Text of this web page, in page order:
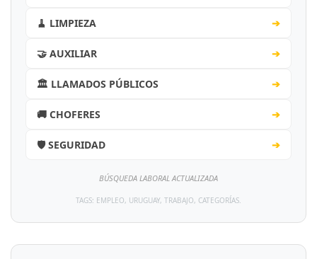
🧹 LIMPIEZA ➔
🤝 AUXILIAR ➔
🏛️ LLAMADOS PÚBLICOS ➔
🚚 CHOFERES ➔
🛡️ SEGURIDAD ➔
BÚSQUEDA LABORAL ACTUALIZADA
TAGS: EMPLEO, URUGUAY, TRABAJO, CATEGORÍAS.